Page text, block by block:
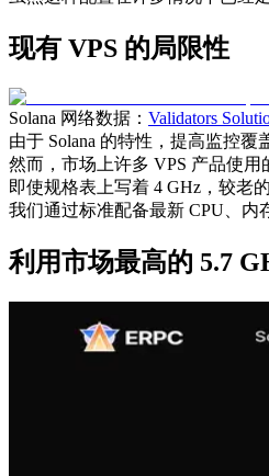
现有 VPS 的局限性
Solana 网络数据： Validators
由于 Solana 的特性，提高监控
然而，市场上许多 VPS 产品使用
即使规格表上写着 4 GHz，较老
我们通过标准配备最新 CPU、内
利用市场最高的 5.7